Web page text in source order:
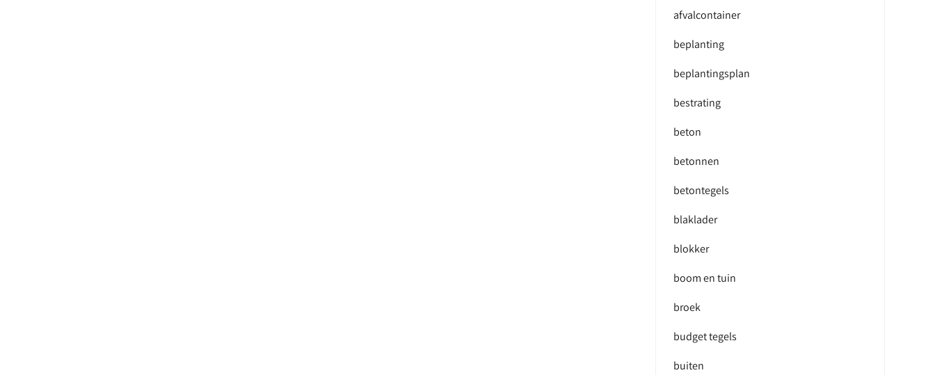
afvalcontainer
beplanting
beplantingsplan
bestrating
beton
betonnen
betontegels
blaklader
blokker
boom en tuin
broek
budget tegels
buiten